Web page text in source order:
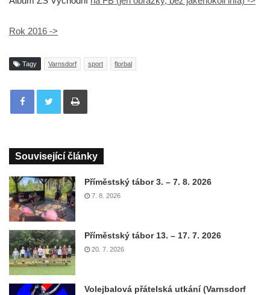
Rok 2016 ->
Tagy Varnsdorf sport florbal
Tisknout
Související články
Příměstský tábor 3. – 7. 8. 2026
7. 8. 2026
Příměstský tábor 13. – 17. 7. 2026
20. 7. 2026
Volejbalová přátelská utkání (Varnsdorf